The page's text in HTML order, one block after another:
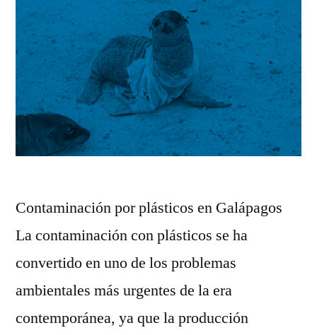
Contaminación por plásticos en Galápagos
La contaminación con plásticos se ha
convertido en uno de los problemas
ambientales más urgentes de la era
contemporánea, ya que la producción